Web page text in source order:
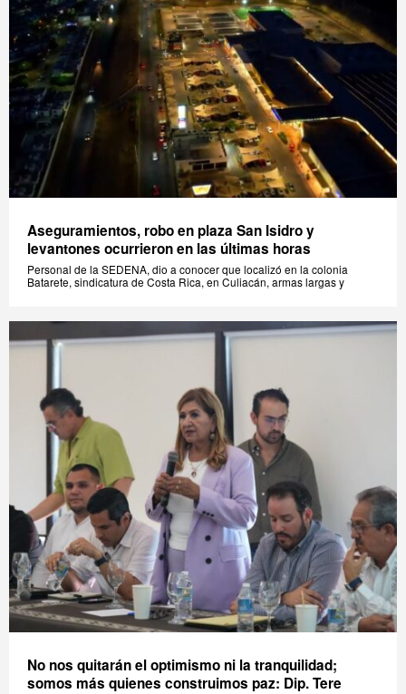
Aseguramientos, robo en plaza San Isidro y
levantones ocurrieron en las últimas horas
Personal de la SEDENA, dio a conocer que localizó en la colonia
Batarete, sindicatura de Costa Rica, en Culiacán, armas largas y
No nos quitarán el optimismo ni la tranquilidad;
somos más quienes construimos paz: Dip. Tere